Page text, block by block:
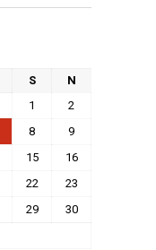
S
N
1
2
8
9
15
16
22
23
29
30